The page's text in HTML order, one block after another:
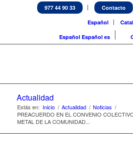
977 44 90 33 Contacto
Español
Español Español es
Actualidad
Estás en: Inicio / Actualidad / Noticias /
PREACUERDO EN EL CONVENIO
METAL DE LA COMUNIDAD...